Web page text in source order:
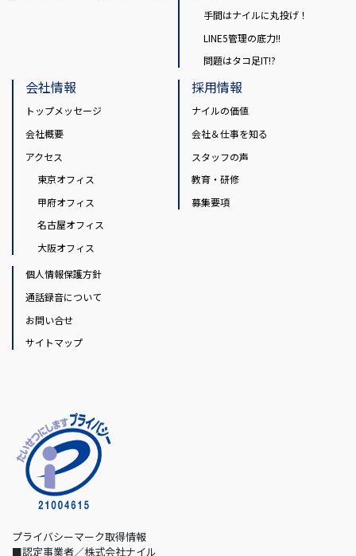
手間はナイルに丸投げ！
LINE5管理の底力!!
問題はタコ足IT!?
会社情報
トップメッセージ
会社概要
アクセス
東京オフィス
甲府オフィス
名古屋オフィス
大阪オフィス
採用情報
ナイルの価値
会社＆仕事を知る
スタッフの声
教育・研修
募集要項
個人情報保護方針
通話録音について
お問い合せ
サイトマップ
プライバシーマーク取得情報
■認定事業者／株式会社ナイル